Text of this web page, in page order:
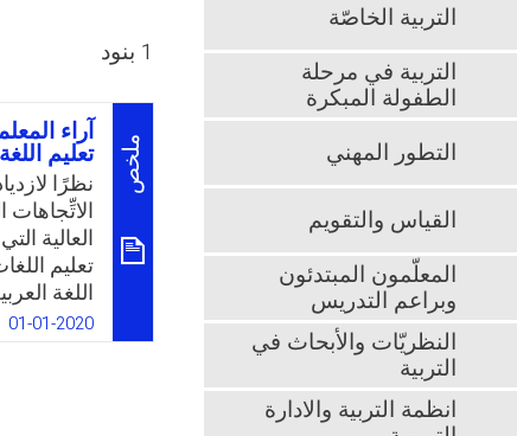
1 بنود
ملخص
آراء
تعليم
نظرًا
الاتِّجاهات
العالية
تعليم
اللغة
البحث
للناطقين
01-01-2020
التربية الخاصّة
التربية في مرحلة
الطفولة المبكرة
التطور المهني
القياس والتقويم
المعلّمون المبتدئون
وبراعم التدريس
النظريّات والأبحاث في
التربية
انظمة التربية والادارة